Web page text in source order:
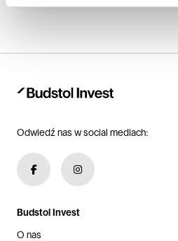
Odwiedź nas w social mediach:
Budstol Invest
O nas